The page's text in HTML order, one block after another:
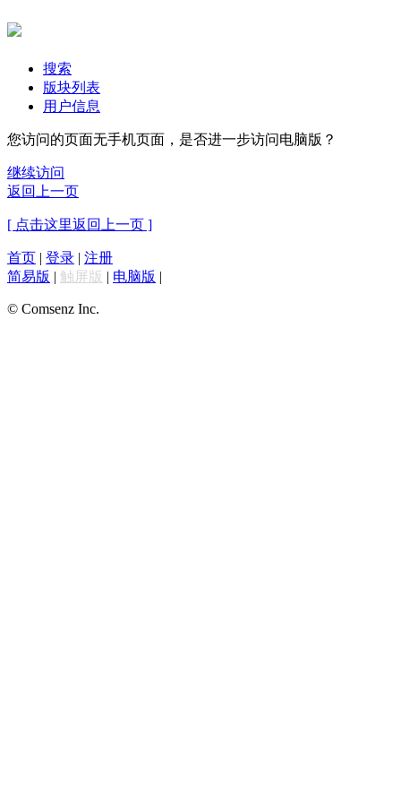
搜索
版块列表
用户信息
您访问的页面无手机页面，是否进一步访问电脑版？
继续访问
返回上一页
[ 点击这里返回上一页 ]
首页 | 登录 | 注册
简易版 | 触屏版 | 电脑版 |
© Comsenz Inc.